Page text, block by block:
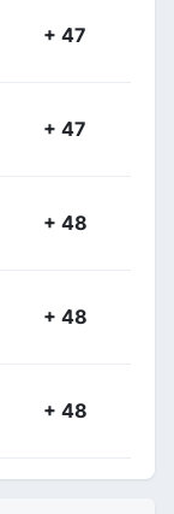
+ 47
+ 47
+ 48
+ 48
+ 48